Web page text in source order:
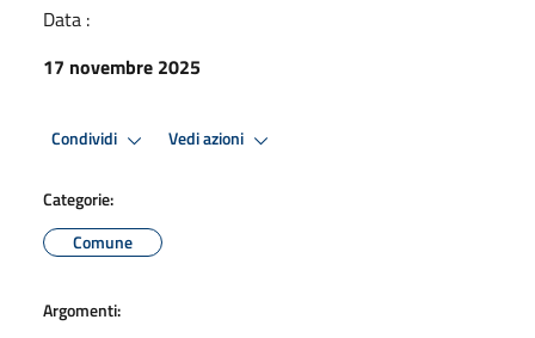
Data :
17 novembre 2025
Condividi Vedi azioni
Categorie:
Comune
Argomenti: